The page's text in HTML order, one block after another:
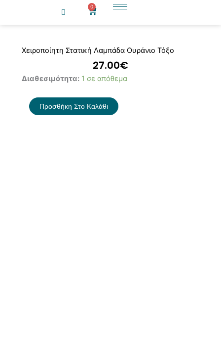
0
Cart
Χειροποίητη Στατική Λαμπάδα Ουράνιο Τόξο
27.00€
Διαθεσιμότητα: 1 σε απόθεμα
Χειροποίητη
Λαμπάδα
Ουράνιο
Τόξο
Προσθήκη Στο Καλάθι